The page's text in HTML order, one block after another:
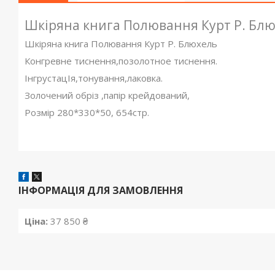
Шкіряна книга Полювання Курт Р.
Шкіряна книга Полювання Курт Р. Блюхель
Конгревне тиснення,позолотное тиснення.
ІнгрустацІя,тонування,лаковка.
Золочений обріз ,папір крейдований,
Розмір 280*330*50, 654стр.
ІНФОРМАЦІЯ ДЛЯ ЗАМОВЛЕННЯ
Ціна: 37 850 ₴